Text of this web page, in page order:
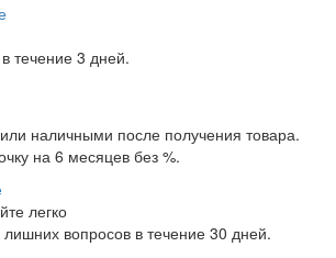
течение 3 дней.
наличными после получения товара.
на 6 месяцев без %.
легко
вопросов в течение 30 дней.